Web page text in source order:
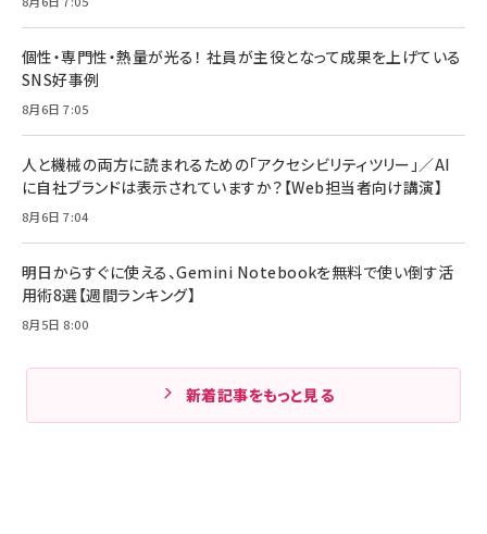
個性・専門性・熱量が光る！ 社員が主役となって成果を上げている
SNS好事例
8月6日 7:05
人と機械の両方に読まれるための「アクセシビリティツリー」／AI
に自社ブランドは表示されていますか？【Web担当者向け講演】
8月6日 7:04
明日からすぐに使える、Gemini Notebookを無料で使い倒す活
用術8選【週間ランキング】
8月5日 8:00
新着記事をもっと見る